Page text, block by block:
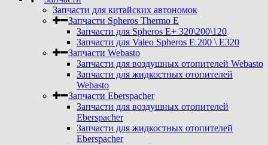
Запчасти для китайских автономок
Запчасти Spheros Thermo E
Запчасти для Spheros E+ 320\200\120
Запчасти для Valeo Spheros E 200 \ E320
Запчасти Webasto
Запчасти для воздушных отопителей Webasto
Запчасти для жидкостных отопителей
Webasto
Запчасти Eberspacher
Запчасти для воздушных отопителей
Eberspacher
Запчасти для жидкостных отопителей
Eberspacher